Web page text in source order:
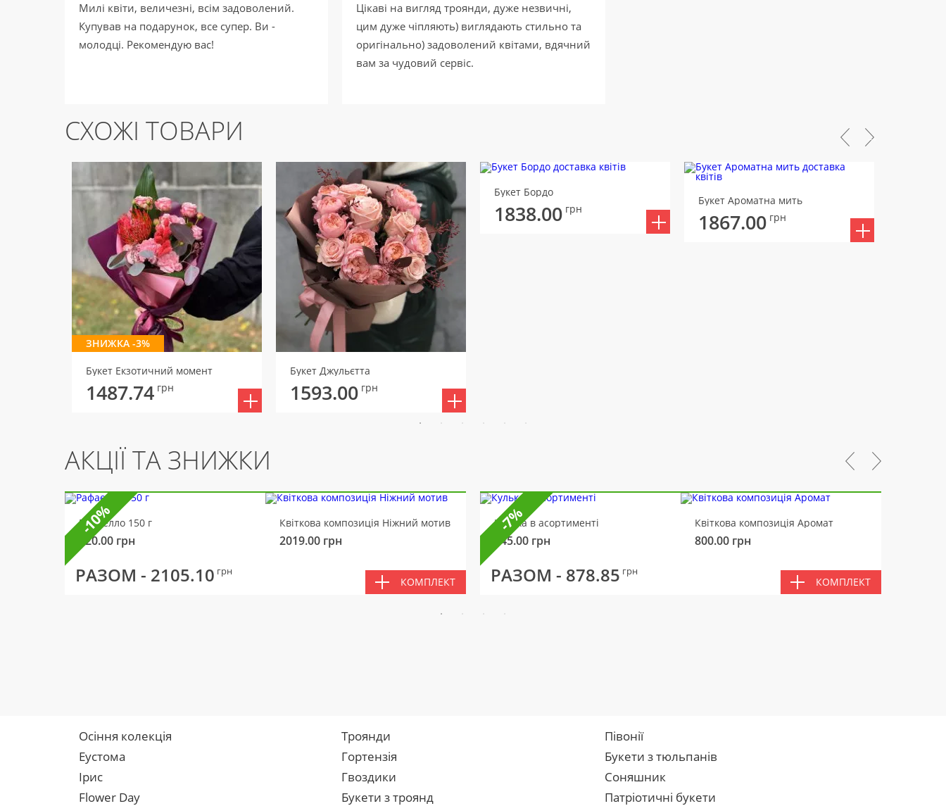
Милі квіти, величезні, всім задоволений.
Купував на подарунок, все супер. Ви -
молодці. Рекомендую вас!
Цікаві на вигляд троянди, дуже незвичні,
цим дуже чіпляють) виглядають стильно та
оригінально) задоволений квітами, вдячний
вам за чудовий сервіс.
СХОЖІ ТОВАРИ
ЗНИЖКА -3%
Букет Екзотичний момент
1487.74 грн
Букет Джульєтта
1593.00 грн
Букет Бордо
1838.00 грн
Букет Ароматна мить
1867.00 грн
АКЦІЇ ТА ЗНИЖКИ
Рафаелло 150 г
320.00 грн
Квіткова композиція Ніжний мотив
2019.00 грн
РАЗОМ - 2105.10 грн
КОМПЛЕКТ
-10% Кулька в асортименті
145.00 грн
Квіткова композиція Аромат
800.00 грн
РАЗОМ - 878.85 грн
КОМПЛЕКТ
-7%
Осіння колекція Троянди
Півонії
Еустома
Гортензія
Букети з тюльпанів
Ірис
Гвоздики
Соняшник
Flower Day
Букети з троянд
Патріотичні букети